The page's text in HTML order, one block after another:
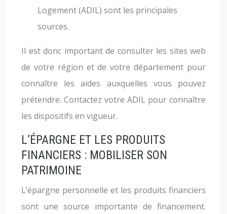
Logement (ADIL) sont les principales
sources.
Il est donc important de consulter les sites web
de votre région et de votre département pour
connaître les aides auxquelles vous pouvez
prétendre. Contactez votre ADIL pour connaître
les dispositifs en vigueur.
L’ÉPARGNE ET LES PRODUITS
FINANCIERS : MOBILISER SON
PATRIMOINE
L’épargne personnelle et les produits financiers
sont une source importante de financement.